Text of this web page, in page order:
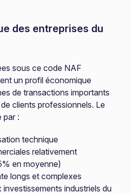
des entreprises du
sous ce code NAF
un profil économique
de transactions importants
clients professionnels. Le
par :
technique
relativement
en moyenne)
longs et complexes
investissements industriels du